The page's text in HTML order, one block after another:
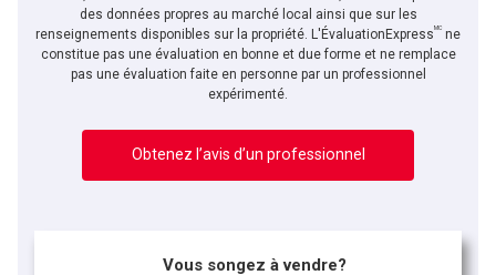
des données propres au marché local ainsi que sur les
renseignements disponibles sur la propriété. L'ÉvaluationExpressMC ne
constitue pas une évaluation en bonne et due forme et ne remplace
pas une évaluation faite en personne par un professionnel
expérimenté.
Obtenez l’avis d’un professionnel
Vous songez à vendre?